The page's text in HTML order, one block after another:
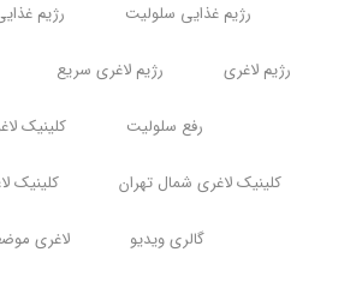
رژیم غذایی سلولیت رژیم
رژیم لاغری رژیم لاغری سریع
رفع سلولیت کلینیک
کلینیک لاغری شمال تهران کلینیک
گالری ویدیو لاغری